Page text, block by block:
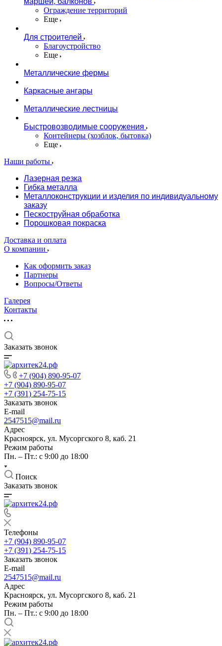
Ограждение территорий
Еще
Для строителей
Благоустройство
Еще
Металлические фермы
Каркасные ангары
Металлические лестницы
Быстровозводимые сооружения
Контейнеры (хозблок, бытовка)
Еще
Наши работы
Лазерная резка
Гибка металла
Металлоконструкции и изделия по индивидуальному
заказу
Пескоструйная обработка
Порошковая покраска
Доставка и оплата
О компании
Как оформить заказ
Партнеры
Вопросы/Ответы
Галерея
Контакты
Заказать звонок
+7 (904) 890-95-07
+7 (904) 890-95-07
+7 (391) 254-75-15
Заказать звонок
E-mail
2547515@mail.ru
Адрес
Красноярск, ул. Мусоргского 8, каб. 21
Режим работы
Пн. – Пт.: с 9:00 до 18:00
Поиск
Заказать звонок
Телефоны
+7 (904) 890-95-07
+7 (391) 254-75-15
Заказать звонок
E-mail
2547515@mail.ru
Адрес
Красноярск, ул. Мусоргского 8, каб. 21
Режим работы
Пн. – Пт.: с 9:00 до 18:00